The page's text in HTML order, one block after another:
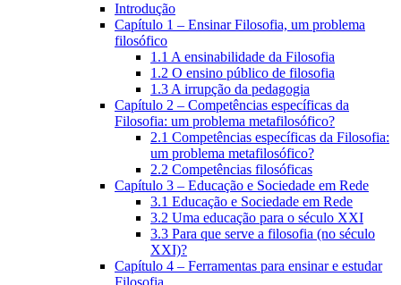
Introdução
Capítulo 1 – Ensinar Filosofia, um problema
filosófico
1.1 A ensinabilidade da Filosofia
1.2 O ensino público de filosofia
1.3 A irrupção da pedagogia
Capítulo 2 – Competências específicas da
Filosofia: um problema metafilosófico?
2.1 Competências específicas da Filosofia:
um problema metafilosófico?
2.2 Competências filosóficas
Capítulo 3 – Educação e Sociedade em Rede
3.1 Educação e Sociedade em Rede
3.2 Uma educação para o século XXI
3.3 Para que serve a filosofia (no século
XXI)?
Capítulo 4 – Ferramentas para ensinar e estudar
Filosofia